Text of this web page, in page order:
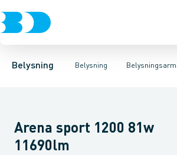
Belysning Belysning
Belysning
LyskilderBelysningsarmaturer
PendlerIndustriarmatur og
Arena sport 1200 81w
11690lm